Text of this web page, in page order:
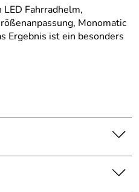
Fahrradhelm,
Monomatic
Ergebnis ist ein besonders